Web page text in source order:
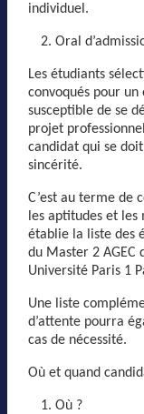
individuel.
Oral
Les étudiants
convoqués pour
susceptible de se
projet
candidat qui se
sincérité.
C’est au terme de
les aptitudes et les
établie la liste des
du Master 2 AGEC
Université Paris 1
Une liste
d’attente pourra
cas de nécessité.
Où et quand
Où ?